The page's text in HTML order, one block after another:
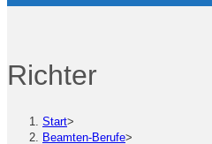
Richter
Start>
Beamten-Berufe>